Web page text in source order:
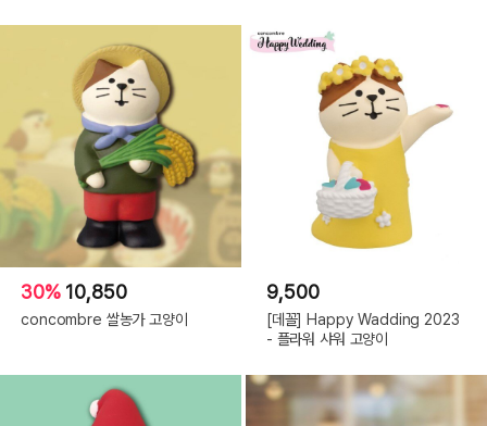
30% 10,850
concombre 쌀농가 고양이
9,500
[데꼴] Happy Wadding 2023
- 플라워 샤워 고양이